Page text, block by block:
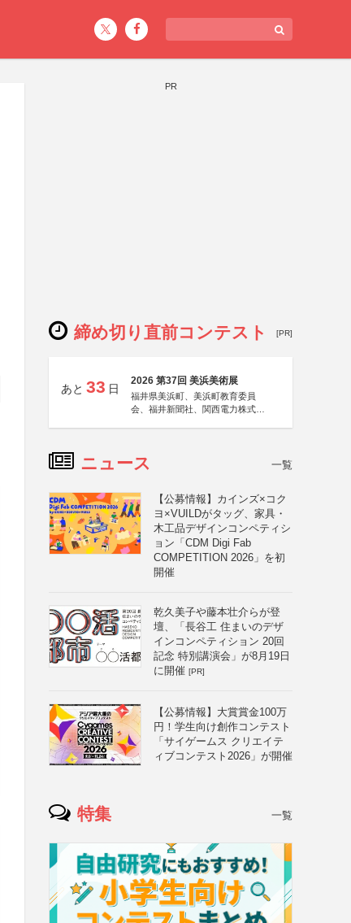
PR
締め切り直前コンテスト [PR]
あと 33 日
2026 第37回 美浜美術展
福井県美浜町、美浜町教育委員
会、福井新聞社、関西電力株式会
ニュース 一覧
【公募情報】カインズ×コク
ヨ×VUILDがタッグ、家具・
木工品デザインコンペティシ
ョン「CDM Digi Fab
COMPETITION 2026」を初
開催
乾久美子や藤本壮介らが登
壇、「長谷工 住まいのデザ
インコンペティション 20回
記念 特別講演会」が8月19日
に開催 [PR]
【公募情報】大賞賞金100万
円！学生向け創作コンテスト
「サイゲームス クリエイテ
ィブコンテスト2026」が開催
特集 一覧